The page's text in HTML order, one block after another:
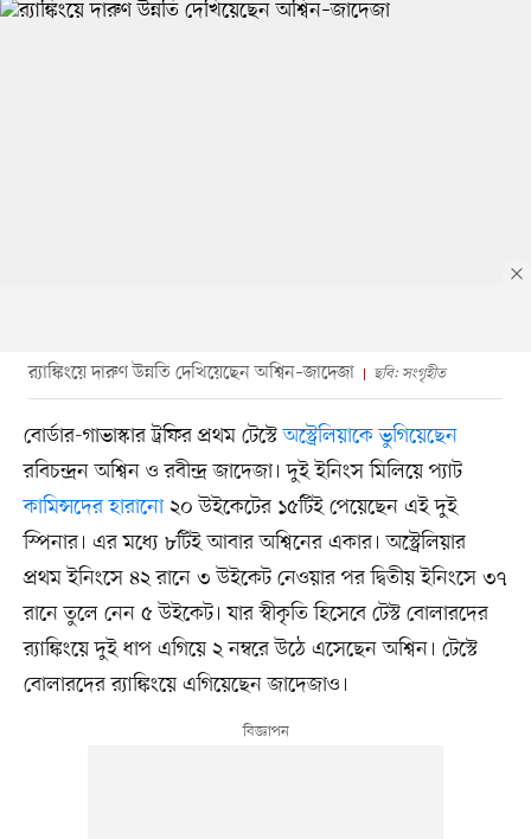
র‍্যাঙ্কিংয়ে দারুণ উন্নতি দেখিয়েছেন অশ্বিন–জাদেজা ছবি: সংগৃহীত
বোর্ডার-গাভাস্কার ট্রফির প্রথম টেস্টেঅস্ট্রেলিয়াকে ভুগিয়েছেন
রবিচন্দ্রন অশ্বিন ও রবীন্দ্র জাদেজা। দুই ইনিংস মিলিয়ে প্যাট
কামিন্সদের হারানো২০ উইকেটের ১৫টিই পেয়েছেন এই দুই
স্পিনার। এর মধ্যে ৮টিই আবার অশ্বিনের একার। অস্ট্রেলিয়ার
প্রথম ইনিংসে ৪২ রানে ৩ উইকেট নেওয়ার পর দ্বিতীয় ইনিংসে ৩৭
রানে তুলে নেন ৫ উইকেট। যার স্বীকৃতি হিসেবে টেস্ট বোলারদের
র‍্যাঙ্কিংয়ে দুই ধাপ এগিয়ে ২ নম্বরে উঠে এসেছেন অশ্বিন। টেস্টে
বোলারদের র‍্যাঙ্কিংয়ে এগিয়েছেন জাদেজাও।